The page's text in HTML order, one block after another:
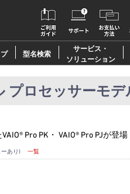
型名検索
サービス・
ソリューション
プロセッサーモデ
Pro PK・ VAIO® Pro PJが登場
あり) 一覧